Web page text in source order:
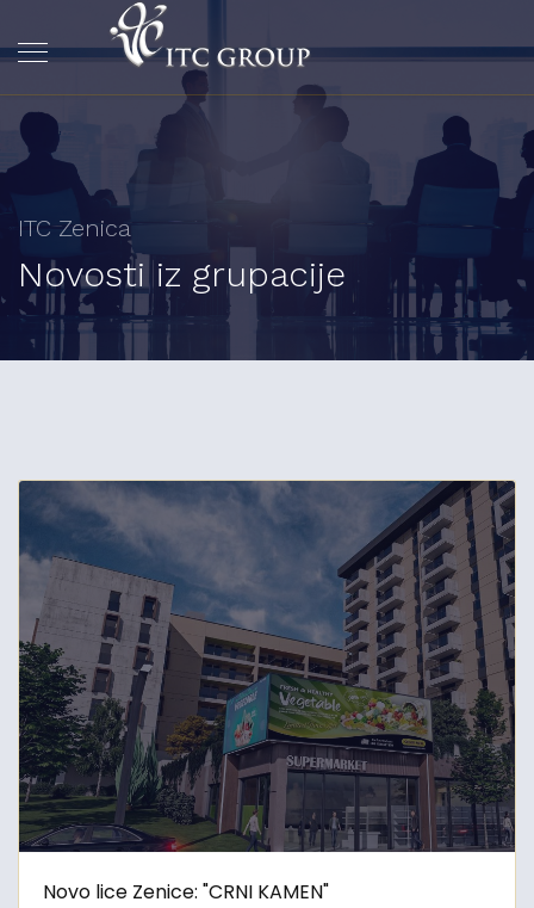
ITC Zenica
Novosti iz grupacije
Novo lice Zenice: "CRNI KAMEN"